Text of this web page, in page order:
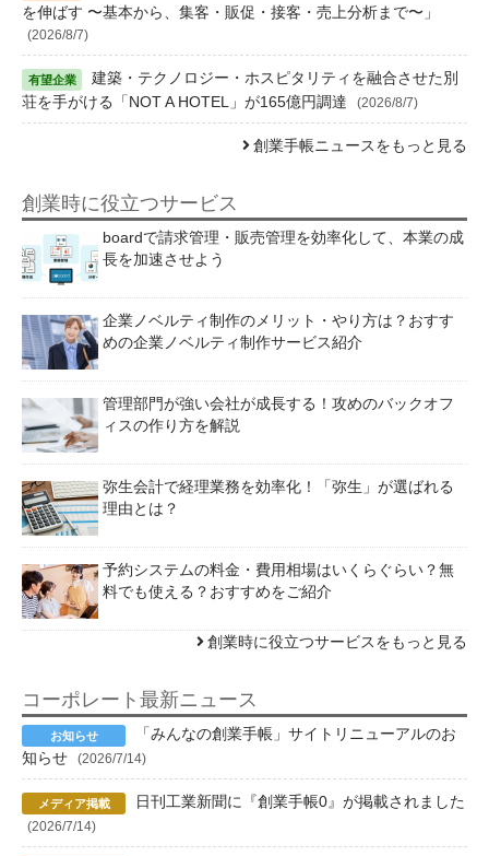
を伸ばす 〜基本から、集客・販促・接客・売上分析まで〜」
(2026/8/7)
建築・テクノロジー・ホスピタリティを融合させた別
荘を手がける「NOT A HOTEL」が165億円調達
(2026/8/7)
創業手帳ニュースをもっと見る
創業時に役立つサービス
boardで請求管理・販売管理を効率化して、本業の成
長を加速させよう
企業ノベルティ制作のメリット・やり方は？おすす
めの企業ノベルティ制作サービス紹介
管理部門が強い会社が成長する！攻めのバックオフ
ィスの作り方を解説
弥生会計で経理業務を効率化！「弥生」が選ばれる
理由とは？
予約システムの料金・費用相場はいくらぐらい？無
料でも使える？おすすめをご紹介
創業時に役立つサービスをもっと見る
コーポレート最新ニュース
「みんなの創業手帳」サイトリニューアルのお
知らせ
(2026/7/14)
日刊工業新聞に『創業手帳0』が掲載されました
(2026/7/14)